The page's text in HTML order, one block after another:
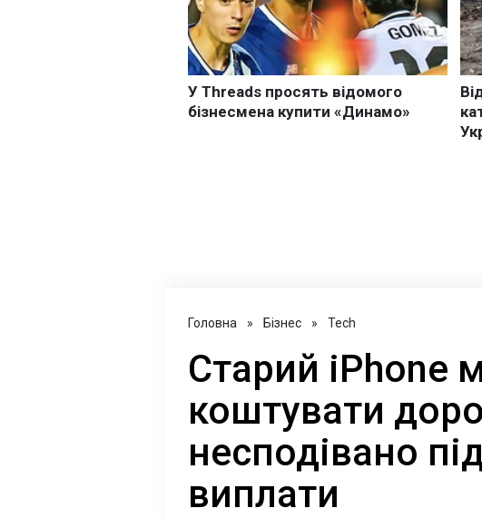
Головна » Бізнес » Tech
Старий iPhone
коштувати
несподівано
виплати